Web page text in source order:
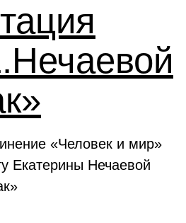
«Человек и мир»
Екатерины Нечаевой